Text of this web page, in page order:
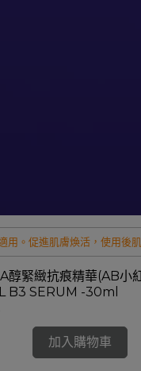
用。促進肌膚煥活，使用後
實、細緻、透亮。
醇緊緻抗痕精華(AB小
B3 SERUM -30ml
加入購物車